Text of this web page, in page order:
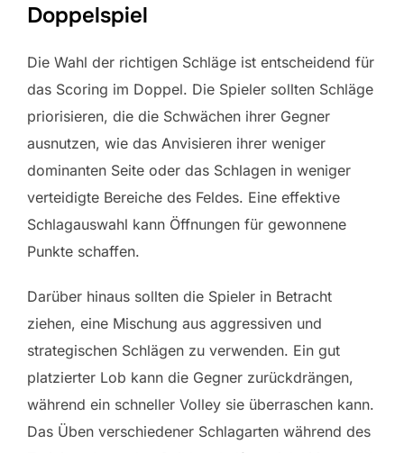
Doppelspiel
Die Wahl der richtigen Schläge ist entscheidend für
das Scoring im Doppel. Die Spieler sollten Schläge
priorisieren, die die Schwächen ihrer Gegner
ausnutzen, wie das Anvisieren ihrer weniger
dominanten Seite oder das Schlagen in weniger
verteidigte Bereiche des Feldes. Eine effektive
Schlagauswahl kann Öffnungen für gewonnene
Punkte schaffen.
Darüber hinaus sollten die Spieler in Betracht
ziehen, eine Mischung aus aggressiven und
strategischen Schlägen zu verwenden. Ein gut
platzierter Lob kann die Gegner zurückdrängen,
während ein schneller Volley sie überraschen kann.
Das Üben verschiedener Schlagarten während des